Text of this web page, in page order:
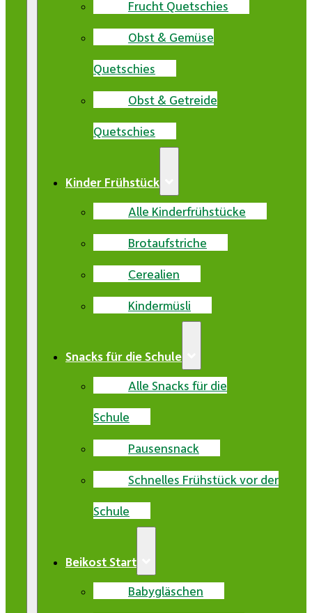
Frucht Quetschies
Obst & Gemüse
Quetschies
Obst & Getreide
Quetschies
Kinder Frühstück
Alle Kinderfrühstücke
Brotaufstriche
Cerealien
Kindermüsli
Snacks für die Schule
Alle Snacks für die
Schule
Pausensnack
Schnelles Frühstück vor der
Schule
Beikost Start
Babygläschen